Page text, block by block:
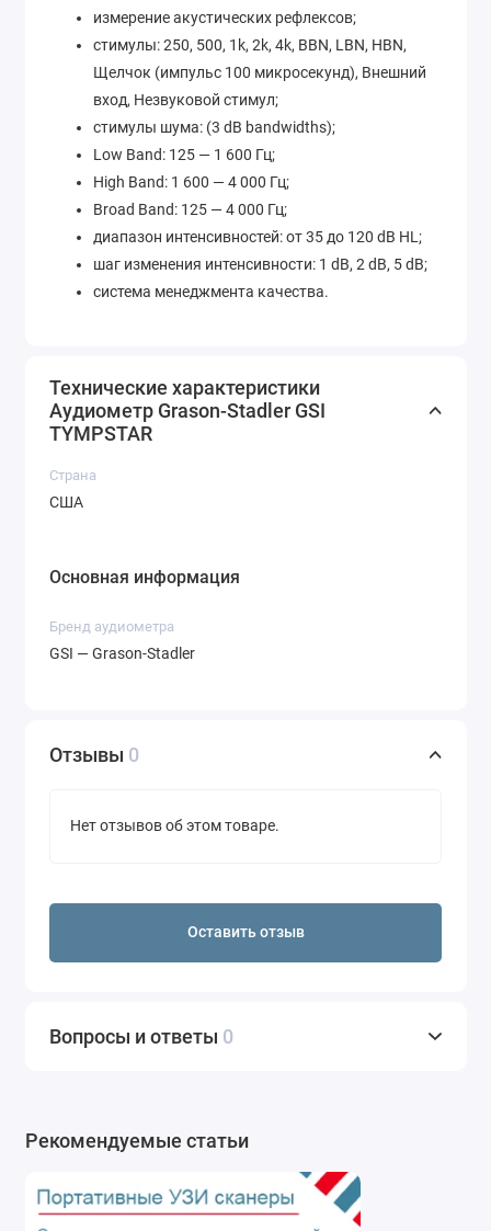
измерение акустических рефлексов;
стимулы: 250, 500, 1k, 2k, 4k, BBN, LBN, HBN,
Щелчок (импульс 100 микросекунд), Внешний
вход, Незвуковой стимул;
стимулы шума: (3 dB bandwidths);
Low Band: 125 — 1 600 Гц;
High Band: 1 600 — 4 000 Гц;
Broad Band: 125 — 4 000 Гц;
диапазон интенсивностей: от 35 до 120 dB HL;
шаг изменения интенсивности: 1 dB, 2 dB, 5 dB;
система менеджмента качества.
Технические характеристики
Аудиометр Grason-Stadler GSI
TYMPSTAR
Страна
США
Основная информация
Бренд аудиометра
GSI — Grason-Stadler
Отзывы 0
Нет отзывов об этом товаре.
Оставить отзыв
Вопросы и ответы 0
Рекомендуемые статьи